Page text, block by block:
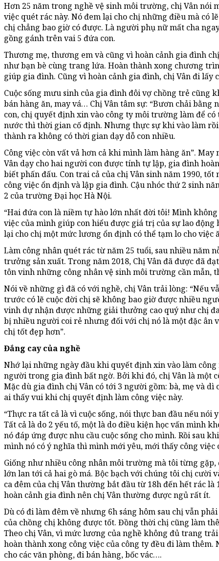
Hơn 25 năm trong nghề vệ sinh môi trường, chị Vân nói
việc quét rác này. Nó đem lại cho chị những điều mà có
chị chẳng bao giờ có được. Là người phụ nữ mất cha
gồng gánh trên vai 5 đứa con.
Thương mẹ, thương em và cũng vì hoàn cảnh gia đình
như bạn bè cùng trang lứa. Hoàn thành xong chương
giúp gia đình. Cũng vì hoàn cảnh gia đình, chị Vân đi lấy
Cuộc sống mưu sinh của gia đình đôi vợ chồng trẻ cũng
bán hàng ăn, may vá… Chị Vân tâm sự: “Bươn chải bằng
con, chị quyết định xin vào công ty môi trường làm để
nước thì thời gian cố định. Nhưng thực sự khi vào làm
thành ra không có thời gian dạy dỗ con nhiều.
Công việc còn vất vả hơn cả khi mình làm hàng ăn”.
Vân dạy cho hai người con được tính tự lập, gia đình
biết phấn đấu. Con trai cả của chị Vân sinh năm 1990,
công việc ổn định và lập gia đình. Cậu nhóc thứ 2 sinh
2 của trường Đại học Hà Nội.
“Hai đứa con là niềm tự hào lớn nhất đời tôi! Mình
việc của mình giúp con hiểu được giá trị của sự lao
lại cho chị một mức lương ổn định có thể tạm lo cho việc
Làm công nhân quét rác từ năm 25 tuổi, sau nhiều năm
trưởng sản xuất. Trong năm 2018, Chị Vân đã được đã
tôn vinh những công nhân vệ sinh môi trường cần mẫn,
Nói về những gì đã có với nghề, chị Vân trải lòng: “Nếu
trước có lẽ cuộc đời chị sẽ không bao giờ được nhiều
vinh dự nhận được những giải thưởng cao quý như chị
bị nhiều người coi rẻ nhưng đối với chị nó là một đặc ân
chị tốt đẹp hơn”.
Đắng cay của nghề
Nhớ lại những ngày đầu khi quyết định xin vào làm
người trong gia đình bất ngờ. Bởi khi đó, chị Vân là một
Mặc dù gia đình chị Vân có tới 3 người gồm: bà, mẹ và
ai thấy vui khi chị quyết định làm công việc này.
“Thực ra tất cả là vì cuộc sống, nói thực ban đầu nếu
Tất cả là do 2 yếu tố, một là do điều kiện học vấn mình
nó đáp ứng được nhu cầu cuộc sống cho mình. Rồi sau
mình nó có ý nghĩa thì mình mới yêu, mới thấy công việc
Giống như nhiều công nhân môi trường mà tôi từng
lớn lan tới cả hai gò má. Bộc bạch với chúng tôi chị cười
ca đêm của chị Vân thường bắt đầu từ 18h đến hết rác là
hoàn cảnh gia đình nên chị Vân thường được ngủ rất ít.
Dù có đi làm đêm về nhưng 6h sáng hôm sau chị vẫn
của chồng chị không được tốt. Đồng thời chị cũng làm
Theo chị Vân, vì mức lương của nghề không đủ trang
hoàn thành xong công việc của công ty đều đi làm
cho các văn phòng, đi bán hàng, bốc vác….